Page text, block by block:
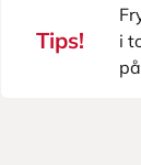
Tips!
i